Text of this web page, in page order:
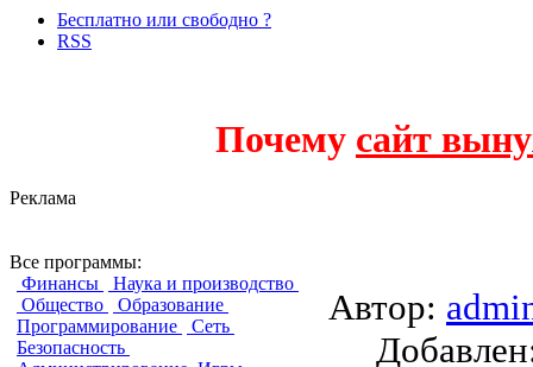
Бесплатно или свободно ?
RSS
Почему сайт
Реклама
Все программы:
Финансы
Наука и производство
Общество
Образование
Программирование
Сеть
Безопасность
Автор: